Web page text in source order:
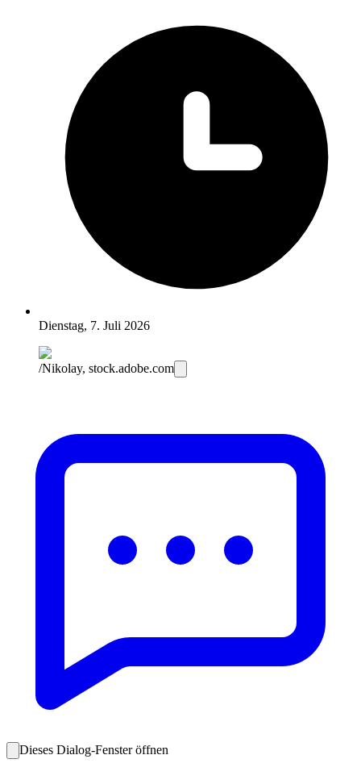
Dienstag, 7. Juli 2026
/Nikolay, stock.adobe.com
Dieses Dialog-Fenster öffnen